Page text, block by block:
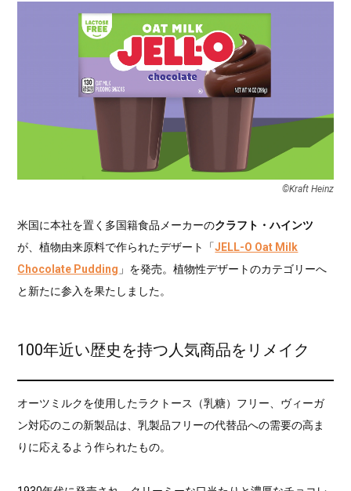
©︎Kraft Heinz
米国に本社を置く多国籍食品メーカーのクラフト・ハインツ
が、植物由来原料で作られたデザート「JELL-O Oat Milk
Chocolate Pudding 」を発売。植物性デザートのカテゴリーへ
と新たに参入を果たしました。
100年近い歴史を持つ人気商品をリメイク
オーツミルクを使用したラクトース（乳糖）フリー、ヴィーガ
ン対応のこの新製品は、乳製品フリーの代替品への需要の高ま
りに応えるよう作られたもの。